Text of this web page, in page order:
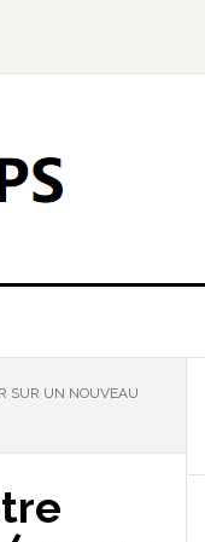
SUR UN NOUVEAU